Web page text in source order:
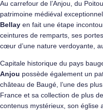
Au carrefour de l’Anjou, du
patrimoine médiéval
Bellay en fait une étape
ceintures de remparts, ses
cœur d’une nature verdoyante,
Capitale historique du pays
Anjou possède également un
château de Baugé, l’une des
France et sa collection de plus
contenus mystérieux, son église